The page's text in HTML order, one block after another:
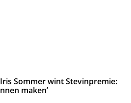
Sommer wint Stevinpremie:
maken’